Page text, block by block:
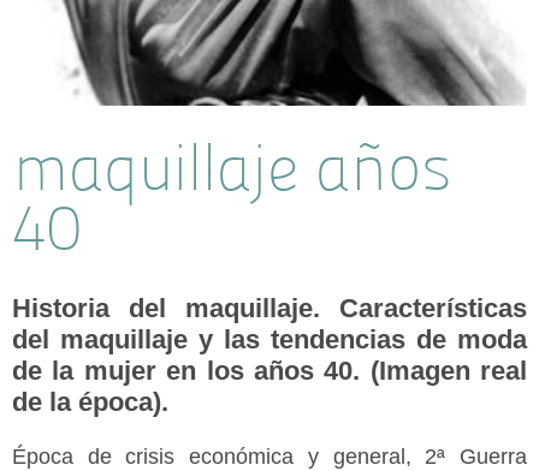
maquillaje años
40
Historia del maquillaje. Características
del maquillaje y las tendencias de moda
de la mujer en los años 40. (Imagen real
de la época).
Época de crisis económica y general, 2ª Guerra